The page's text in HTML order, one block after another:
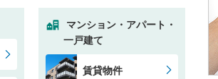
マンション・アパート・
一戸建て
賃貸物件